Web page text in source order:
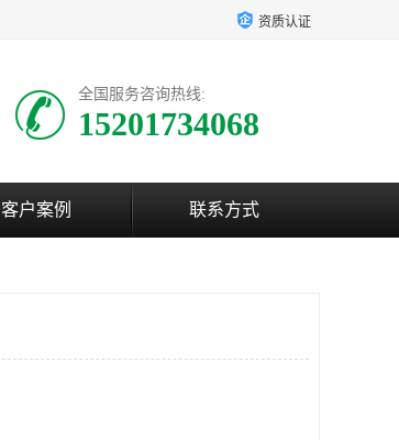
资质认证
全国服务咨询热线:
15201734068
客户案例 联系方式